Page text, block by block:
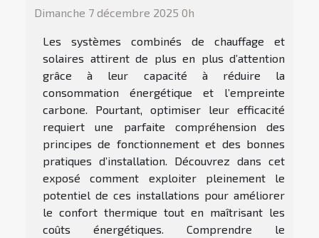
Dimanche 7 décembre 2025 0h
Les systèmes combinés de chauffage et
solaires attirent de plus en plus d’attention
grâce à leur capacité à réduire la
consommation énergétique et l’empreinte
carbone. Pourtant, optimiser leur efficacité
requiert une parfaite compréhension des
principes de fonctionnement et des bonnes
pratiques d’installation. Découvrez dans cet
exposé comment exploiter pleinement le
potentiel de ces installations pour améliorer
le confort thermique tout en maîtrisant les
coûts énergétiques. Comprendre le